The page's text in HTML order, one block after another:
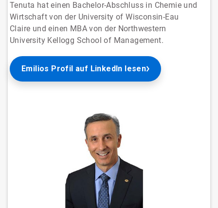
Tenuta hat einen Bachelor-Abschluss in Chemie und
Wirtschaft von der University of Wisconsin-Eau
Claire und einen MBA von der Northwestern
University Kellogg School of Management.
Emilios Profil auf LinkedIn lesen